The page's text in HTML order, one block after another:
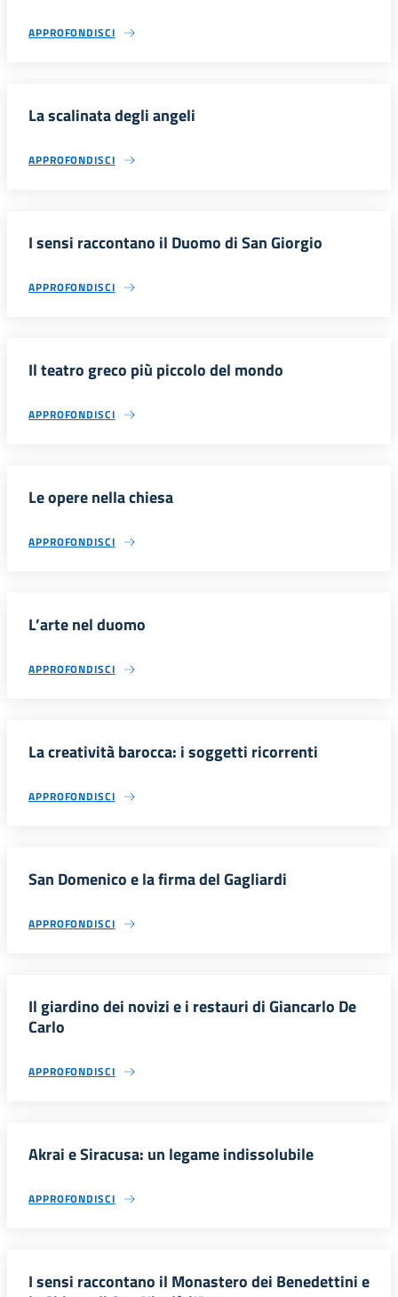
APPROFONDISCI
La scalinata degli angeli
APPROFONDISCI
I sensi raccontano il Duomo di San Giorgio
APPROFONDISCI
Il teatro greco più piccolo del mondo
APPROFONDISCI
Le opere nella chiesa
APPROFONDISCI
L’arte nel duomo
APPROFONDISCI
La creatività barocca: i soggetti ricorrenti
APPROFONDISCI
San Domenico e la firma del Gagliardi
APPROFONDISCI
Il giardino dei novizi e i restauri di Giancarlo De
Carlo
APPROFONDISCI
Akrai e Siracusa: un legame indissolubile
APPROFONDISCI
I sensi raccontano il Monastero dei Benedettini e